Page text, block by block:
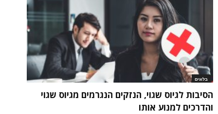
בלוגים
הסיבות לגיוס שגוי, הנזקים הנגרמים מגיוס שגוי
והדרכים למנוע אותו